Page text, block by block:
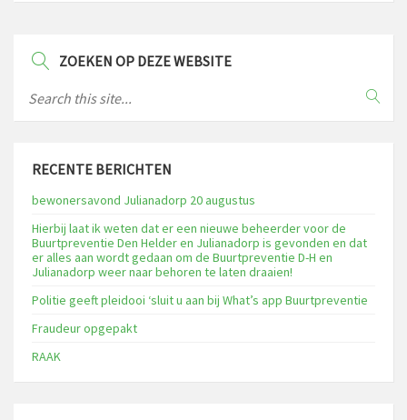
ZOEKEN OP DEZE WEBSITE
RECENTE BERICHTEN
bewonersavond Julianadorp 20 augustus
Hierbij laat ik weten dat er een nieuwe beheerder voor de
Buurtpreventie Den Helder en Julianadorp is gevonden en dat
er alles aan wordt gedaan om de Buurtpreventie D-H en
Julianadorp weer naar behoren te laten draaien!
Politie geeft pleidooi ‘sluit u aan bij What’s app Buurtpreventie
Fraudeur opgepakt
RAAK